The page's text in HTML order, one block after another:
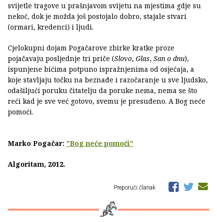
svijetle tragove u prašnjavom svijetu na mjestima gdje su
nekoć, dok je možda još postojalo dobro, stajale stvari
(ormari, kredenci) i ljudi.
Cjelokupni dojam Pogačarove zbirke kratke proze
pojačavaju posljednje tri priče (Slovo, Glas, San o dnu),
ispunjene bićima potpuno ispražnjenima od osjećaja, a
koje stavljaju točku na beznađe i razočaranje u sve ljudsko,
odašiljući poruku čitatelju da poruke nema, nema se što
reći kad je sve već gotovo, svemu je presuđeno. A Bog neće
pomoći.
Marko Pogačar: "Bog neće pomoći"
Algoritam, 2012.
Preporuči članak